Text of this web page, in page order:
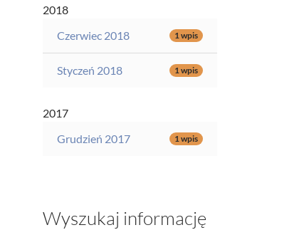
2018
Czerwiec 2018
1 wpis
Styczeń 2018 1 wpis
2017
Grudzień 2017
1 wpis
Wyszukaj informację